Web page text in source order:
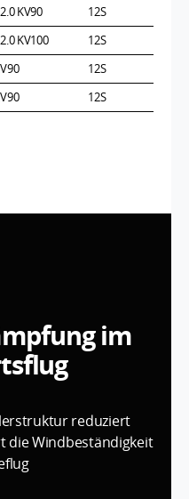
KV90
12S
KV100
12S
12S
12S
im
reduziert
die Windbeständigkeit